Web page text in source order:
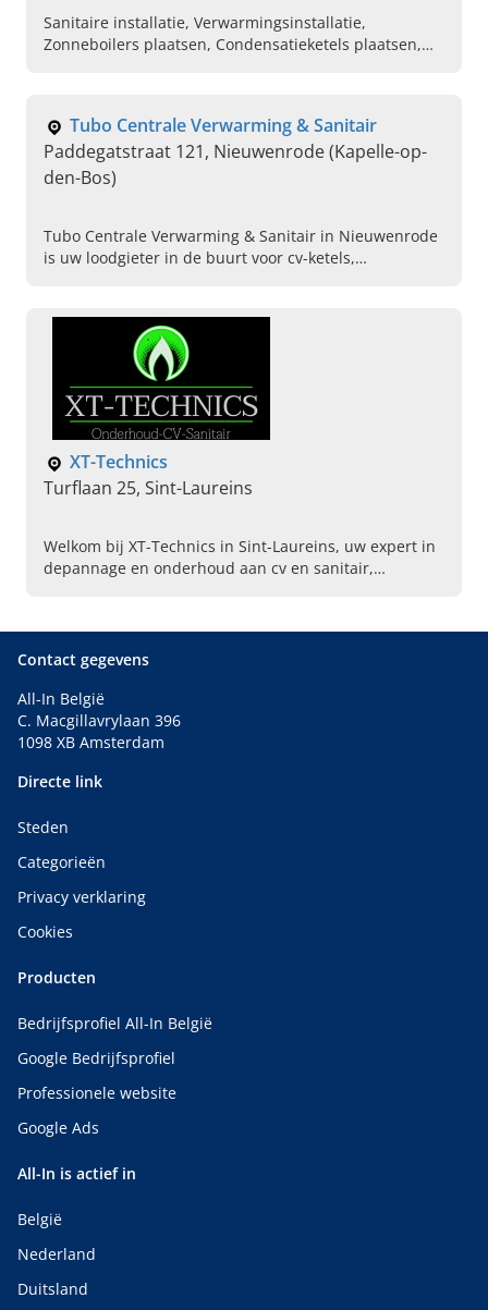
Sanitaire installatie, Verwarmingsinstallatie,
Zonneboilers plaatsen, Condensatieketels plaatsen,
Tubo Centrale Verwarming & Sanitair
Paddegatstraat 121, Nieuwenrode (Kapelle-op-
den-Bos)
Tubo Centrale Verwarming & Sanitair in Nieuwenrode
is uw loodgieter in de buurt voor cv-ketels,
XT-Technics
Turflaan 25, Sint-Laureins
Welkom bij XT-Technics in Sint-Laureins, uw expert in
depannage en onderhoud aan cv en sanitair,
Contact gegevens
All-In België
C. Macgillavrylaan 396
1098 XB Amsterdam
Directe link
Steden
Categorieën
Privacy verklaring
Cookies
Producten
Bedrijfsprofiel All-In België
Google Bedrijfsprofiel
Professionele website
Google Ads
All-In is actief in
België
Nederland
Duitsland